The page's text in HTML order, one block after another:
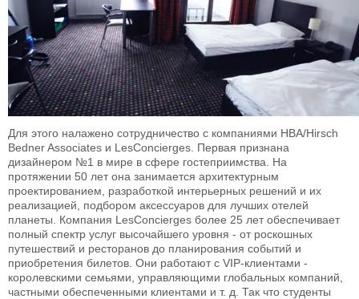
Для этого налажено сотрудничество с компаниями HBA/Hirsch
Bedner Associates и LesConcierges. Первая признана
дизайнером №1 в мире в сфере гостеприимства. На
протяжении 50 лет она занимается архитектурным
проектированием, разработкой интерьерных решений и их
реализацией, подбором аксессуаров для лучших отелей
планеты. Компания LesConcierges более 25 лет обеспечивает
полный спектр услуг высочайшего уровня - от роскошных
путешествий и ресторанов до планирования событий и
приобретения билетов. Они работают с VIP-клиентами -
королевскими семьями, управляющими глобальных компаний,
частными обеспеченными клиентами и т. д. Так что студенты